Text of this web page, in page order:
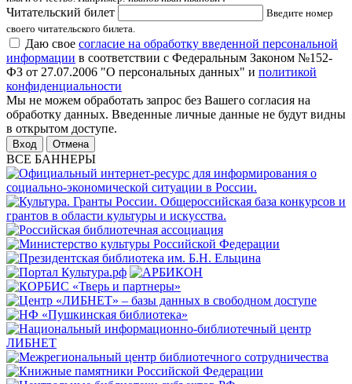
Читательский билет
Введите номер
своего читательского билета.
Даю свое согласие на обработку введенной персональной
информации в соответствии с Федеральным Законом №152-
ФЗ от 27.07.2006 "О персональных данных" и политикой
конфиденциальности
Мы не можем обработать запрос без Вашего согласия на
обработку данных. Введенные личные данные не будут видны
в открытом доступе.
Отмена
ВСЕ БАННЕРЫ